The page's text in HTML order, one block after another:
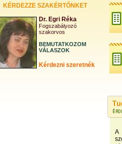
KÉRDEZZE SZAKÉRTŐNKET
Dr. Egri Réka
Fogszabályozó
szakorvos
BEMUTATKOZOM
VÁLASZOK
Kérdezni szeretnék